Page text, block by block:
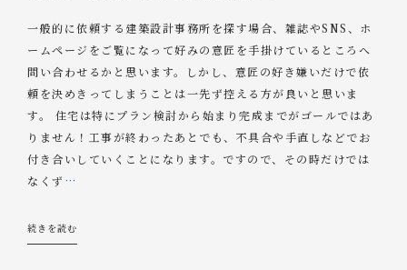
一般的に依頼する建築設計事務所を探す場合、雑誌やSNS、ホ
ームページをご覧になって好みの意匠を手掛けているところへ
問い合わせるかと思います。しかし、意匠の好き嫌いだけで依
頼を決めきってしまうことは一先ず控える方が良いと思いま
す。 住宅は特にプラン検討から始まり完成までがゴールではあ
りません！工事が終わったあとでも、不具合や手直しなどでお
付き合いしていくことになります。ですので、その時だけでは
なくず …
続きを読む